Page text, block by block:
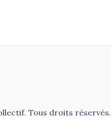
Tous droits réservés.